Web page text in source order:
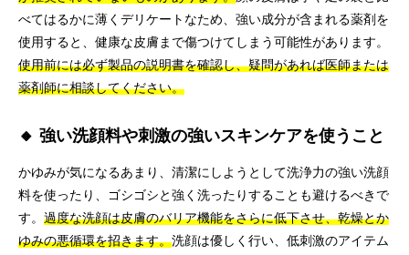
べてはるかに薄くデリケートなため、強い成分が含まれる薬剤を
使用すると、健康な皮膚まで傷つけてしまう可能性があります。
使用前には必ず製品の説明書を確認し、疑問があれば医師または
薬剤師に相談してください。
🔸 強い洗顔料や刺激の強いスキンケアを使うこと
かゆみが気になるあまり、清潔にしようとして洗浄力の強い洗顔
料を使ったり、ゴシゴシと強く洗ったりすることも避けるべきで
す。 過度な洗顔は皮膚のバリア機能をさらに低下させ、乾燥とか
ゆみの悪循環を招きます。洗顔は優しく行い、低刺激のアイテム